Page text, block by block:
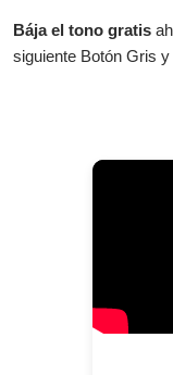
Bája el tono gratis
siguiente Botón Gris